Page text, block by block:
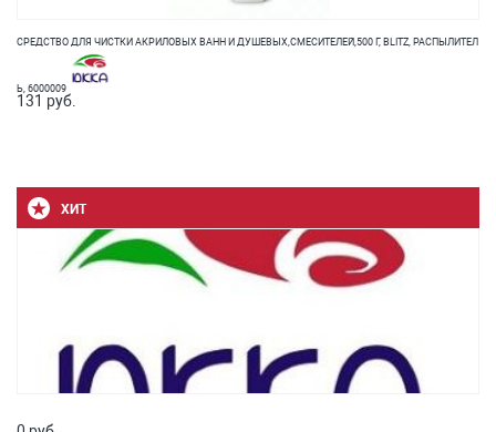
СРЕДСТВО ДЛЯ ЧИСТКИ АКРИЛОВЫХ ВАНН И ДУШЕВЫХ,СМЕСИТЕЛЕЙ,500 Г, BLITZ, РАСПЫЛИТЕЛ
Ь, 6000009
131 руб.
ХИТ